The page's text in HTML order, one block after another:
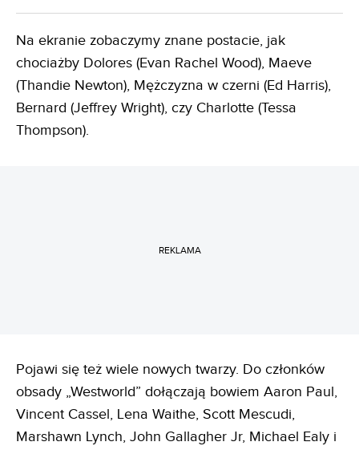
Na ekranie zobaczymy znane postacie, jak
chociażby Dolores (Evan Rachel Wood), Maeve
(Thandie Newton), Mężczyzna w czerni (Ed Harris),
Bernard (Jeffrey Wright), czy Charlotte (Tessa
Thompson).
REKLAMA
Pojawi się też wiele nowych twarzy. Do członków
obsady „Westworld” dołączają bowiem Aaron Paul,
Vincent Cassel, Lena Waithe, Scott Mescudi,
Marshawn Lynch, John Gallagher Jr, Michael Ealy i